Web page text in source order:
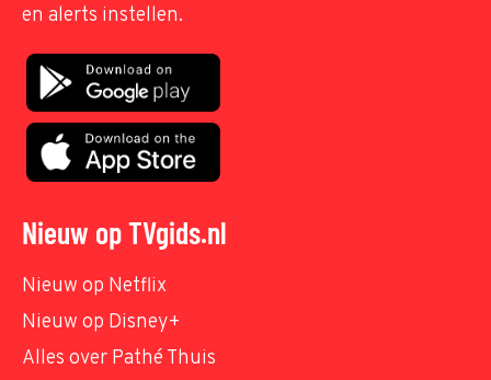
en alerts instellen.
Nieuw op TVgids.nl
Nieuw op Netflix
Nieuw op Disney+
Alles over Pathé Thuis